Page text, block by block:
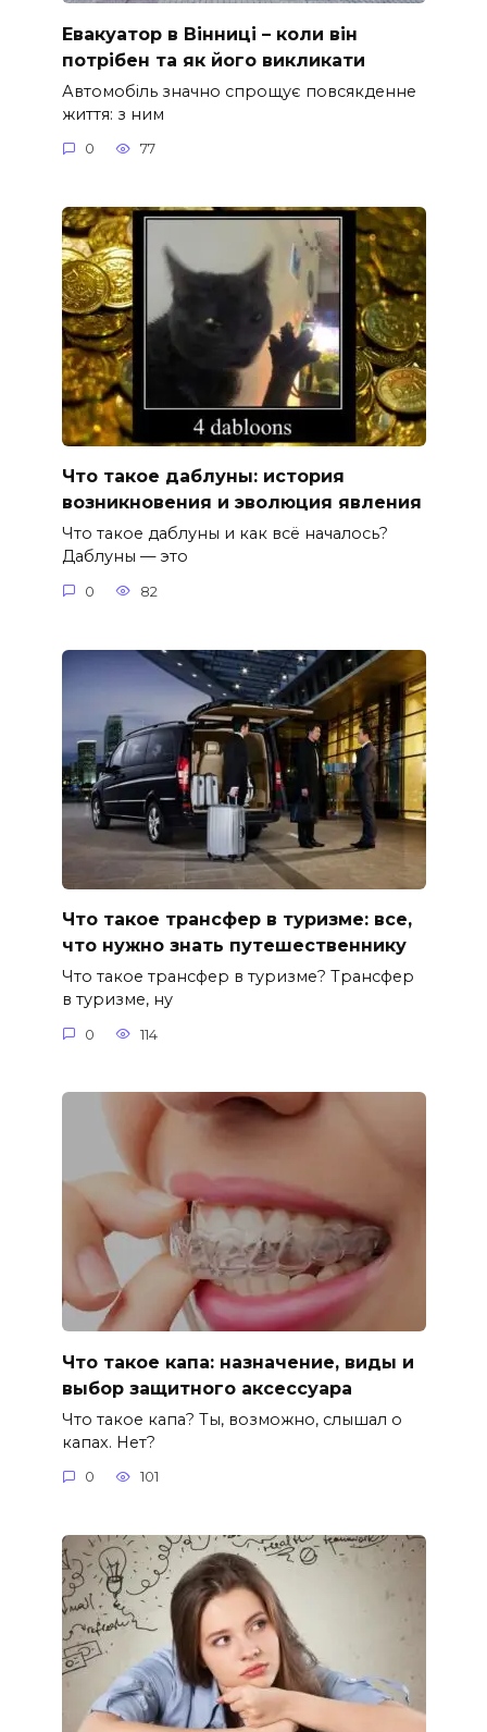
Евакуатор в Вінниці – коли він
потрібен та як його викликати
Автомобіль значно спрощує повсякденне
життя: з ним
0 77
Что такое даблуны: история
возникновения и эволюция явления
Что такое даблуны и как всё началось?
Даблуны — это
0 82
Что такое трансфер в туризме: все,
что нужно знать путешественнику
Что такое трансфер в туризме? Трансфер
в туризме, ну
0 114
Что такое капа: назначение, виды и
выбор защитного аксессуара
Что такое капа? Ты, возможно, слышал о
капах. Нет?
0 101